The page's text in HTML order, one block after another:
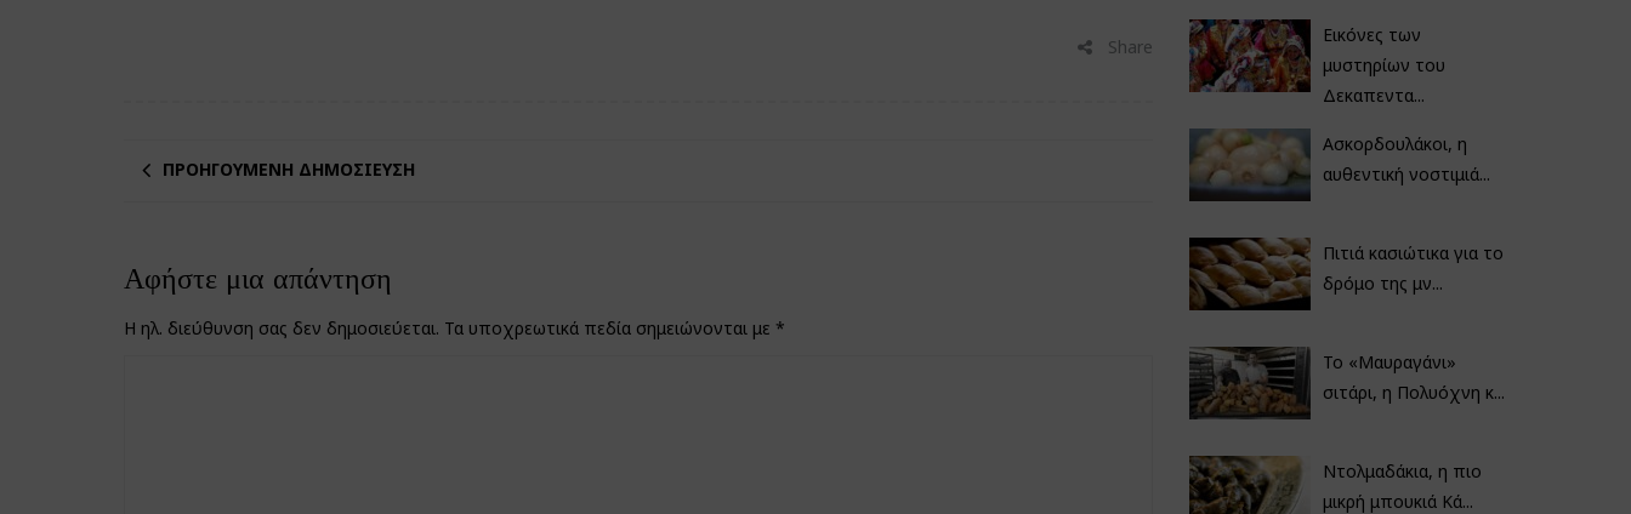
Share
ΠΡΟΗΓΟΎΜΕΝΗ ΔΗΜΟΣΊΕΥΣΗ
Αφήστε μια απάντηση
Η ηλ. διεύθυνση σας δεν δημοσιεύεται. Τα υποχρεωτικά πεδία σημειώνονται με *
Εικόνες των
μυστηρίων του
Δεκαπεντα...
Ασκορδουλάκοι, η
αυθεντική νοστιμιά...
Πιτιά κασιώτικα για το
δρόμο της μν...
Το «Μαυραγάνι»
σιτάρι, η Πολυόχνη κ...
Ντολμαδάκια, η πιο
μικρή μπουκιά Κά...